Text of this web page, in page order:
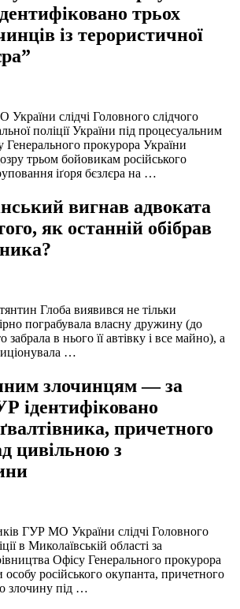
трьох
із терористичної
слідчі Головного слідчого
поліції України під процесуальним
Генерального прокурора України
трьом бойовикам російського
іґоря бєзлєра на …
вигнав адвоката
як останній обібрав
Глоба виявився не тільки
пограбувала власну дружину (до
забрала в нього її автівку і все майно), а
…
злочинцям — за
ідентифіковано
причетного
цивільною з
ГУР МО України слідчі Головного
в Миколаївській області за
Офісу Генерального прокурора
російського окупанта, причетного
злочину під …